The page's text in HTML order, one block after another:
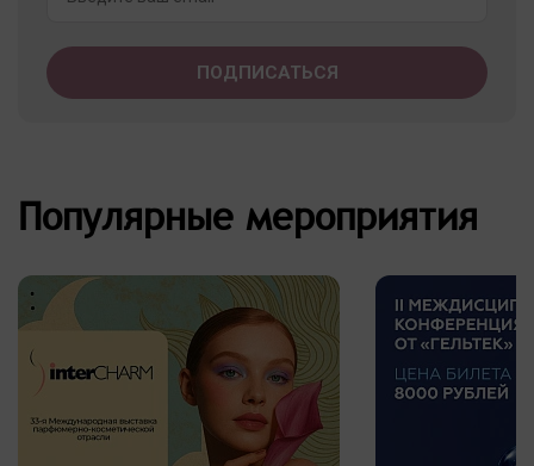
Популярные мероприятия